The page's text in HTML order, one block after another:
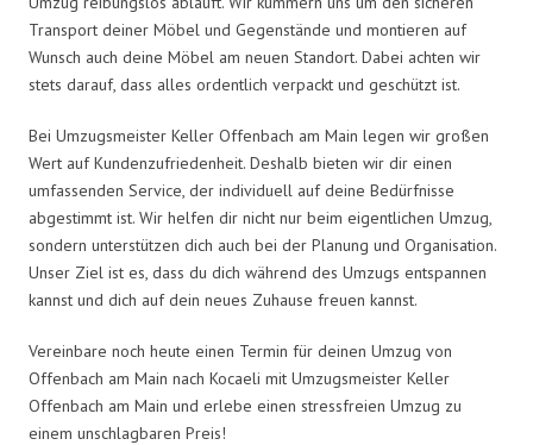
Transport deiner Möbel und Gegenstände und montieren auf
Wunsch auch deine Möbel am neuen Standort. Dabei achten wir
stets darauf, dass alles ordentlich verpackt und geschützt ist.
Bei Umzugsmeister Keller Offenbach am Main legen wir großen
Wert auf Kundenzufriedenheit. Deshalb bieten wir dir einen
umfassenden Service, der individuell auf deine Bedürfnisse
abgestimmt ist. Wir helfen dir nicht nur beim eigentlichen Umzug,
sondern unterstützen dich auch bei der Planung und Organisation.
Unser Ziel ist es, dass du dich während des Umzugs entspannen
kannst und dich auf dein neues Zuhause freuen kannst.
Vereinbare noch heute einen Termin für deinen Umzug von
Offenbach am Main nach Kocaeli mit Umzugsmeister Keller
Offenbach am Main und erlebe einen stressfreien Umzug zu
einem unschlagbaren Preis!